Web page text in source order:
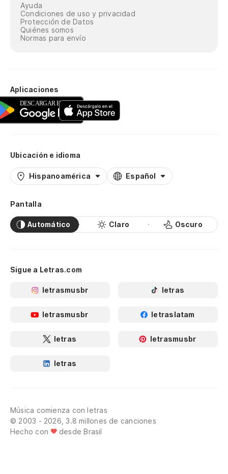
Ayuda
Condiciones de uso y privacidad
Protección de Datos
Quiénes somos
Normas para envío
Aplicaciones
Ubicación e idioma
Hispanoamérica Español
Pantalla
Automático Claro Oscuro
Sigue a Letras.com
letrasmusbr letras
letrasmusbr letraslatam
letras letrasmusbr
letras
Música comienza con letras
© 2003 - 2026, 3.8 millones de canciones
Hecho con
desde Brasil